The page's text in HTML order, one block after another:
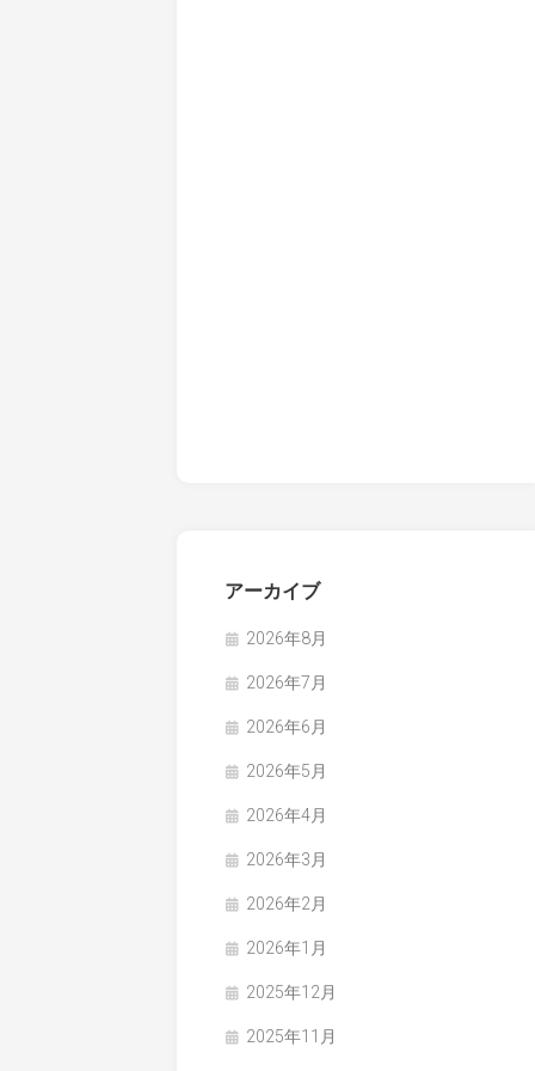
アーカイブ
2026年8月
2026年7月
2026年6月
2026年5月
2026年4月
2026年3月
2026年2月
2026年1月
2025年12月
2025年11月